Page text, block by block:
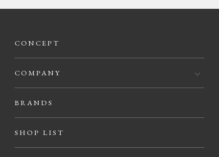
CONCEPT
COMPANY
BRANDS
SHOP LIST